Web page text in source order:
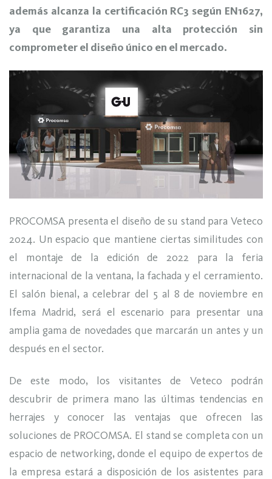
además alcanza la certificación RC3 según EN1627,
ya que garantiza una alta protección sin
comprometer el diseño único en el mercado.
PROCOMSA presenta el diseño de su stand para Veteco
2024. Un espacio que mantiene ciertas similitudes con
el montaje de la edición de 2022 para la feria
internacional de la ventana, la fachada y el cerramiento.
El salón bienal, a celebrar del 5 al 8 de noviembre en
Ifema Madrid, será el escenario para presentar una
amplia gama de novedades que marcarán un antes y un
después en el sector.
De este modo, los visitantes de Veteco podrán
descubrir de primera mano las últimas tendencias en
herrajes y conocer las ventajas que ofrecen las
soluciones de PROCOMSA. El stand se completa con un
espacio de networking, donde el equipo de expertos de
la empresa estará a disposición de los asistentes para